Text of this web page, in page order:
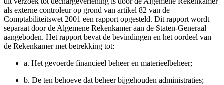
als externe controleur op grond van artikel 82 van de
Comptabiliteitswet 2001 een rapport opgesteld. Dit rapport wordt
separaat door de Algemene Rekenkamer aan de Staten-Generaal
aangeboden. Het rapport bevat de bevindingen en het oordeel van
de Rekenkamer met betrekking tot:
a. Het gevoerde financieel beheer en materieelbeheer;
b. De ten behoeve dat beheer bijgehouden administraties;